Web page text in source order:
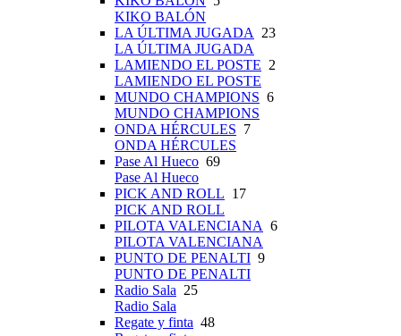
KIKO BALÓN
LA ÚLTIMA JUGADA 23
LA ÚLTIMA JUGADA
LAMIENDO EL POSTE 2
LAMIENDO EL POSTE
MUNDO CHAMPIONS 6
MUNDO CHAMPIONS
ONDA HÉRCULES 7
ONDA HÉRCULES
Pase Al Hueco 69
Pase Al Hueco
PICK AND ROLL 17
PICK AND ROLL
PILOTA VALENCIANA 6
PILOTA VALENCIANA
PUNTO DE PENALTI 9
PUNTO DE PENALTI
Radio Sala 25
Radio Sala
Regate y finta 48